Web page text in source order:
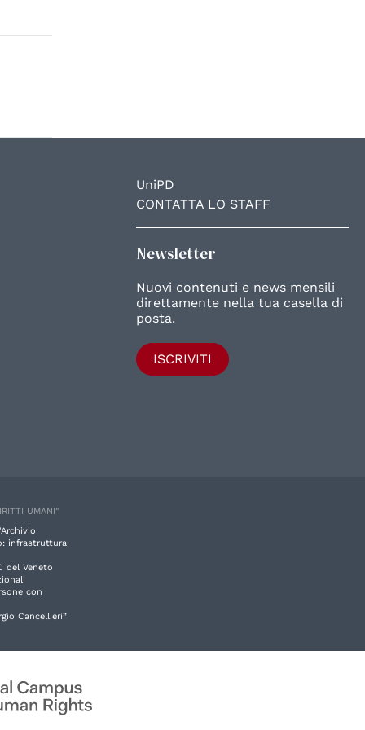
UniPD
CONTATTA LO STAFF
Newsletter
Nuovi contenuti e news mensili
direttamente nella tua casella di
posta.
ISCRIVITI
UMANI"
infrastruttura
del Veneto
con
Cancellieri”